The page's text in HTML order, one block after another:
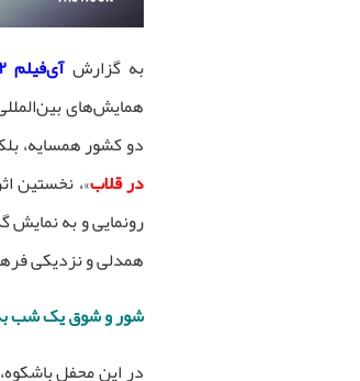
به گزارشآی‌فیلم ۲
همایش‌های
دو کشور همسایه،
در قلاب»، نخستین
رونمایی و به نمایش
همدلی و نزدیکی
شور و شوق یک شب
در این محفل